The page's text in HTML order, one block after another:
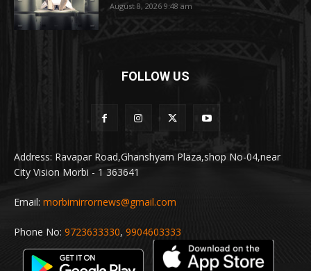
August 8, 2026 9:48 am
FOLLOW US
Address: Ravapar Road,Ghanshyam Plaza,shop No-04,near
City Vision Morbi - 1 363641
Email: morbimirrornews@gmail.com
Phone No: 9723633330, 9904603333